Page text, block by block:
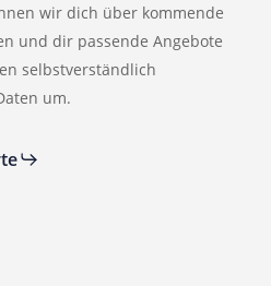
wir dich über kommende
und dir passende Angebote
selbstverständlich
um.